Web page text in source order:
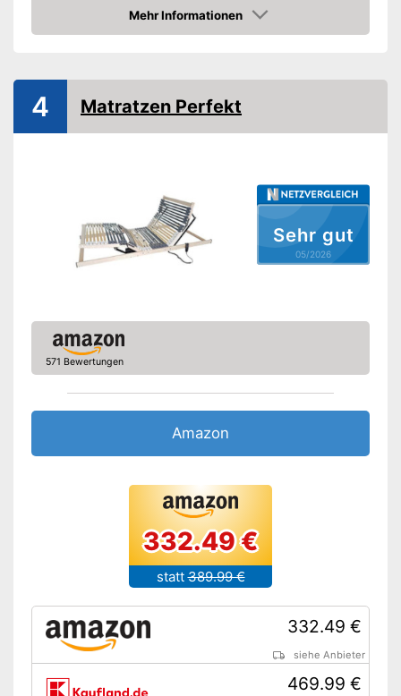
Vorteile
Das Kopfteil lässt sich
Mehr Informationen
Amazon
Sehr gut
05/2026
4 Matratzen Perfekt
571 Bewertungen
Amazon
332.49 €
statt 389.99 €
332.49 €
siehe Anbieter
469.99 €